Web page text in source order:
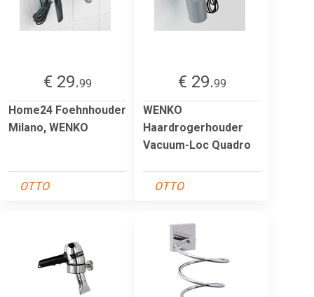
€ 29.99
Home24 Foehnhouder
Milano, WENKO
OTTO
€ 29.99
WENKO
Haardrogerhouder
Vacuum-Loc Quadro
OTTO